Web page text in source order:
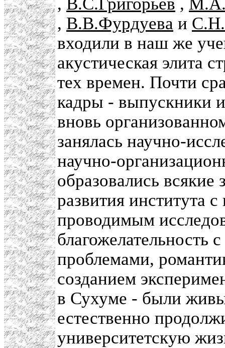
, В.В.Фурдуева и
входили в наш же
акустическая элита
тех времен. Почти
кадры - выпускники
вновь
занялась научно-
научно-
образовались
развития института
проводимым
благожелательность
проблемами,
созданием
в Сухуме - были
естественно
университетскую